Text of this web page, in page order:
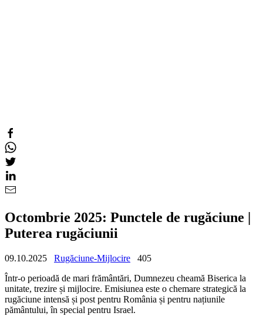
Octombrie 2025: Punctele de rugăciune |
Puterea rugăciunii
09.10.2025 Rugăciune-Mijlocire
405
Într-o perioadă de mari frământări, Dumnezeu cheamă Biserica la
unitate, trezire și mijlocire. Emisiunea este o chemare strategică la
rugăciune intensă și post pentru România și pentru națiunile
pământului, în special pentru Israel.